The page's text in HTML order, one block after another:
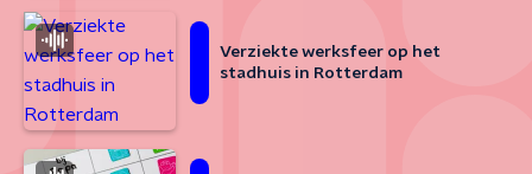
Verziekte werksfeer op het
stadhuis in Rotterdam